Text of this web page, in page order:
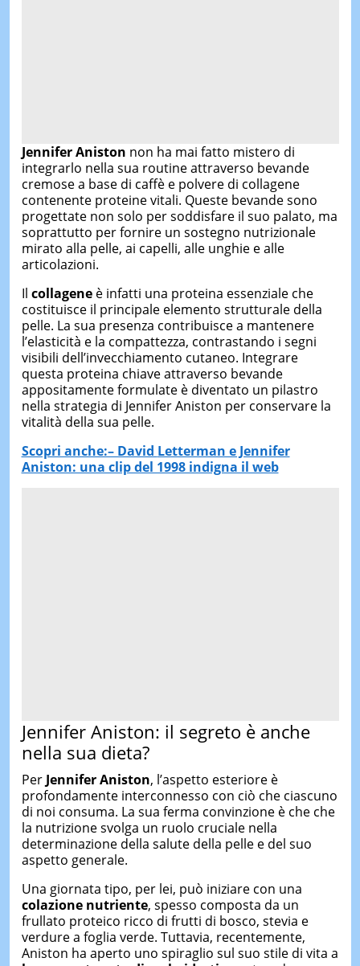
Jennifer Aniston non ha mai fatto mistero di
integrarlo nella sua routine attraverso bevande
cremose a base di caffè e polvere di collagene
contenente proteine vitali. Queste bevande sono
progettate non solo per soddisfare il suo palato, ma
soprattutto per fornire un sostegno nutrizionale
mirato alla pelle, ai capelli, alle unghie e alle
articolazioni.
Il collagene è infatti una proteina essenziale che
costituisce il principale elemento strutturale della
pelle. La sua presenza contribuisce a mantenere
l’elasticità e la compattezza, contrastando i segni
visibili dell’invecchiamento cutaneo. Integrare
questa proteina chiave attraverso bevande
appositamente formulate è diventato un pilastro
nella strategia di Jennifer Aniston per conservare la
vitalità della sua pelle.
Scopri anche:– David Letterman e Jennifer
Aniston: una clip del 1998 indigna il web
Jennifer Aniston: il segreto è anche
nella sua dieta?
Per Jennifer Aniston, l’aspetto esteriore è
profondamente interconnesso con ciò che ciascuno
di noi consuma. La sua ferma convinzione è che che
la nutrizione svolga un ruolo cruciale nella
determinazione della salute della pelle e del suo
aspetto generale.
Una giornata tipo, per lei, può iniziare con una
colazione nutriente, spesso composta da un
frullato proteico ricco di frutti di bosco, stevia e
verdure a foglia verde. Tuttavia, recentemente,
Aniston ha aperto uno spiraglio sul suo stile di vita a